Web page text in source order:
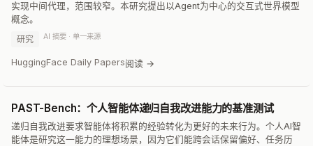
实现中间代理，范围较窄。本研究提出以Agent为中心的交互式世界模型
概念。
研究
AI 摘要 · 单一来源
HuggingFace Daily Papers阅读 →
PAST-Bench：个人智能体递归自我改进能力的基准测试
递归自我改进要求智能体将积累的经验转化为更好的未来行为。个人AI智
能体是研究这一能力的理想场景，因为它们能跨会话保留偏好、任务历